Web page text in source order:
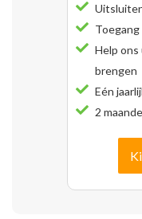
Help
brengen
Eén
2